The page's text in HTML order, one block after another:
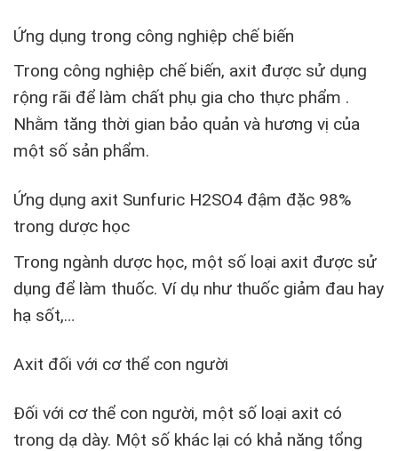
Ứng dụng trong công nghiệp chế biến
Trong công nghiệp chế biến, axit được sử dụng
rộng rãi để làm chất phụ gia cho thực phẩm .
Nhằm tăng thời gian bảo quản và hương vị của
một số sản phẩm.
Ứng dụng axit Sunfuric H2SO4 đậm đặc 98%
trong dược học
Trong ngành dược học, một số loại axit được sử
dụng để làm thuốc. Ví dụ như thuốc giảm đau hay
hạ sốt,…
Axit đối với cơ thể con người
Đối với cơ thể con người, một số loại axit có
trong dạ dày. Một số khác lại có khả năng tổng